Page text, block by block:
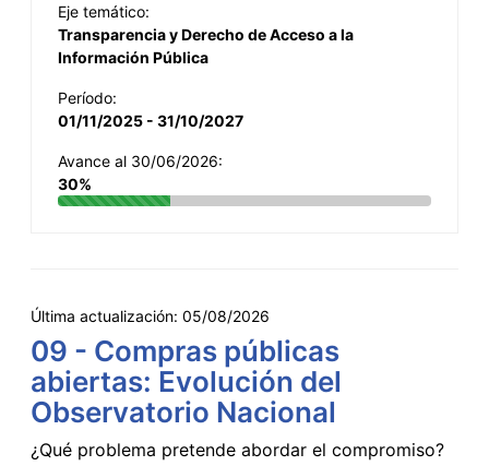
Eje temático:
Transparencia y Derecho de Acceso a la
Información Pública
Período:
01/11/2025 - 31/10/2027
Avance al 30/06/2026:
30%
Última actualización: 05/08/2026
09 - Compras públicas
abiertas: Evolución del
Observatorio Nacional
¿Qué problema pretende abordar el compromiso?